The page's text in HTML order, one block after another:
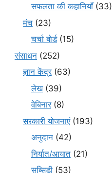
सफलता की कहानियाँ(33)
मंच (23)
चर्चा बोर्ड(15)
संसाधन (252)
ज्ञान केंद्र(63)
लेख(39)
वेबिनार(8)
सरकारी योजनाएं(193)
अनुदान (42)
निर्यात/आयात (21)
सब्सिडी (53)